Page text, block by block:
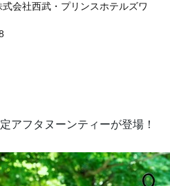
式会社西武・プリンスホテルズワ
アフタヌーンティーが登場！